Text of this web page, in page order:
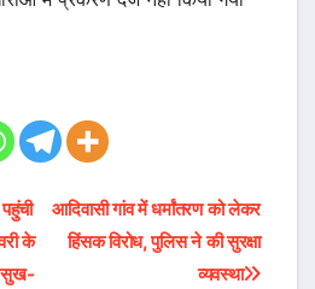
आदिवासी गांव में धर्मांतरण को लेकर
हिंसक विरोध, पुलिस ने की सुरक्षा
व्यवस्था
के
सुख-